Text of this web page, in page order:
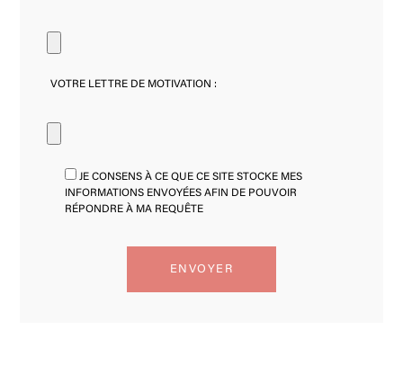
VOTRE LETTRE DE MOTIVATION :
JE CONSENS À CE QUE CE SITE STOCKE MES
INFORMATIONS ENVOYÉES AFIN DE POUVOIR
RÉPONDRE À MA REQUÊTE